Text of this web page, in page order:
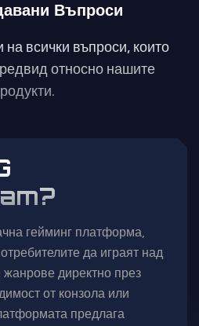
Въпроси
всички въпроси, които
относно нашите
гейминг платформа,
да играят над
жанрове директно през
от конзола или
предлага